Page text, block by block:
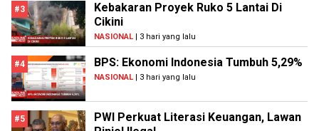
#3
Kebakaran Proyek Ruko 5 Lantai Di
Cikini
NASIONAL | 3 hari yang lalu
#4 BPS: Ekonomi Indonesia Tumbuh 5,29%
NASIONAL | 3 hari yang lalu
#5
PWI Perkuat Literasi Keuangan, Lawan